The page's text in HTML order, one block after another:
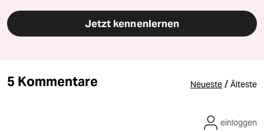
Jetzt kennenlernen
5 Kommentare Neueste / Älteste
einloggen